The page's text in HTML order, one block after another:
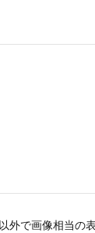
外で画像相当の